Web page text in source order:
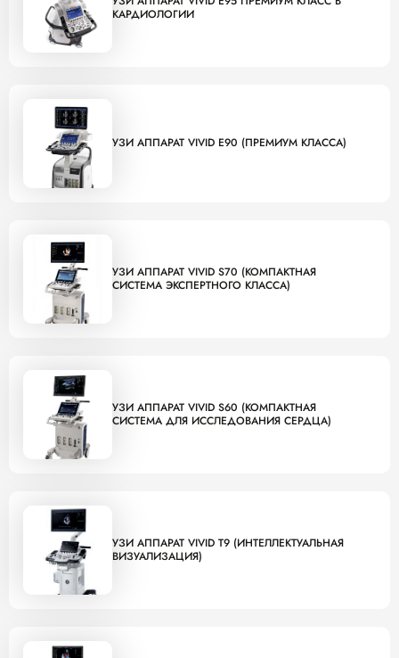
КАРДИОЛОГИИ
УЗИ АППАРАТ VIVID E90 (ПРЕМИУМ КЛАССА)
УЗИ АППАРАТ VIVID S70 (КОМПАКТНАЯ
СИСТЕМА ЭКСПЕРТНОГО КЛАССА)
УЗИ АППАРАТ VIVID S60 (КОМПАКТНАЯ
СИСТЕМА ДЛЯ ИССЛЕДОВАНИЯ СЕРДЦА)
УЗИ АППАРАТ VIVID T9 (ИНТЕЛЛЕКТУАЛЬНАЯ
ВИЗУАЛИЗАЦИЯ)